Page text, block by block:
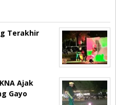
Terakhir
Ajak
Gayo